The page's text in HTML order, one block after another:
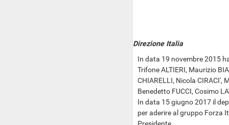
Direzione Italia
In data 19 novembre 2015
Trifone ALTIERI, Maurizio
CHIARELLI, Nicola CIRACI',
Benedetto FUCCI, Cosimo
In data 15 giugno 2017 il
per aderire al gruppo Forza